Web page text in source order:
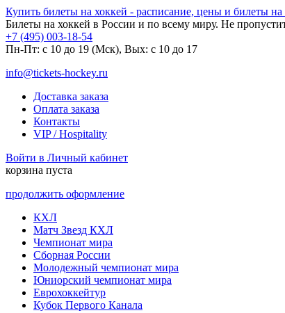
Купить билеты на хоккей - расписание, цены и билеты на
Билеты на хоккей в России и по всему миру. Не
+7 (495) 003-18-54
Пн-Пт: c 10 до 19 (Мск), Вых: с 10 до 17
info@tickets-hockey.ru
Доставка заказа
Оплата заказа
Контакты
VIP / Hospitality
Войти в Личный кабинет
корзина пуста
продолжить оформление
КХЛ
Матч Звезд КХЛ
Чемпионат мира
Сборная России
Молодежный чемпионат мира
Юниорский чемпионат мира
Еврохоккейтур
Кубок Первого Канала